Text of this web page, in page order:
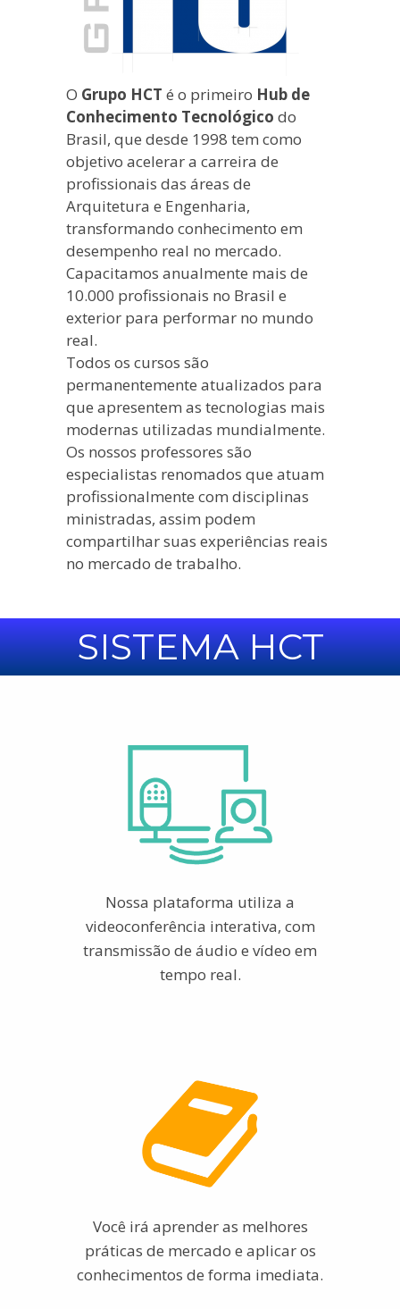
O Grupo HCT é o primeiro Hub de
Conhecimento Tecnológico do
Brasil, que desde 1998 tem como
objetivo acelerar a carreira de
profissionais das áreas de
Arquitetura e Engenharia,
transformando conhecimento em
desempenho real no mercado.
Capacitamos anualmente mais de
10.000 profissionais no Brasil e
exterior para performar no mundo
real.
Todos os cursos são
permanentemente atualizados para
que apresentem as tecnologias mais
modernas utilizadas mundialmente.
Os nossos professores são
especialistas renomados que atuam
profissionalmente com disciplinas
ministradas, assim podem
compartilhar suas experiências reais
no mercado de trabalho.
SISTEMA HCT
Nossa plataforma utiliza a
videoconferência interativa, com
transmissão de áudio e vídeo em
tempo real.
Você irá aprender as melhores
práticas de mercado e aplicar os
conhecimentos de forma imediata.